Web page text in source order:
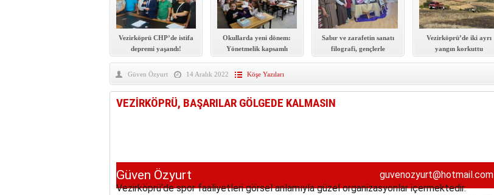
Vezirköprü CHP’de istifa
depremi yaşandı!
Okullarda yeni dönem:
Yönetmelik kapsamlı
Sabır ve zarafetin sanatı
filografi, gençlerle
Vezirköprü’de iki ayrı
yangın korkuttu
Güven Özyurt 14 Aralık 2022 Köşe Yazıları
VEZİRKÖPRÜ, BAŞARILAR GÖLGEDE KALMASIN
Güven Özyurt
guvenozyurt@hotmail.com
Vezirköprü’de spor faaliyetleri görsel anlamıyla güzel organizasyonlar içermektedir.